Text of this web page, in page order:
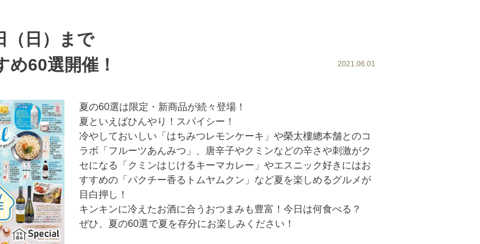
（日）まで
60選開催！
2021.06.01
夏の60選は限定・新商品が続々登場！
夏といえばひんやり！スパイシー！
冷やしておいしい「はちみつレモンケーキ」や榮太樓總本舗とのコ
ラボ「フルーツあんみつ」、唐辛子やクミンなどの辛さや刺激がク
セになる「クミンはじけるキーマカレー」やエスニック好きにはお
すすめの「パクチー香るトムヤムクン」など夏を楽しめるグルメが
目白押し！
キンキンに冷えたお酒に合うおつまみも豊富！今日は何食べる？
ぜひ、夏の60選で夏を存分にお楽しみください！